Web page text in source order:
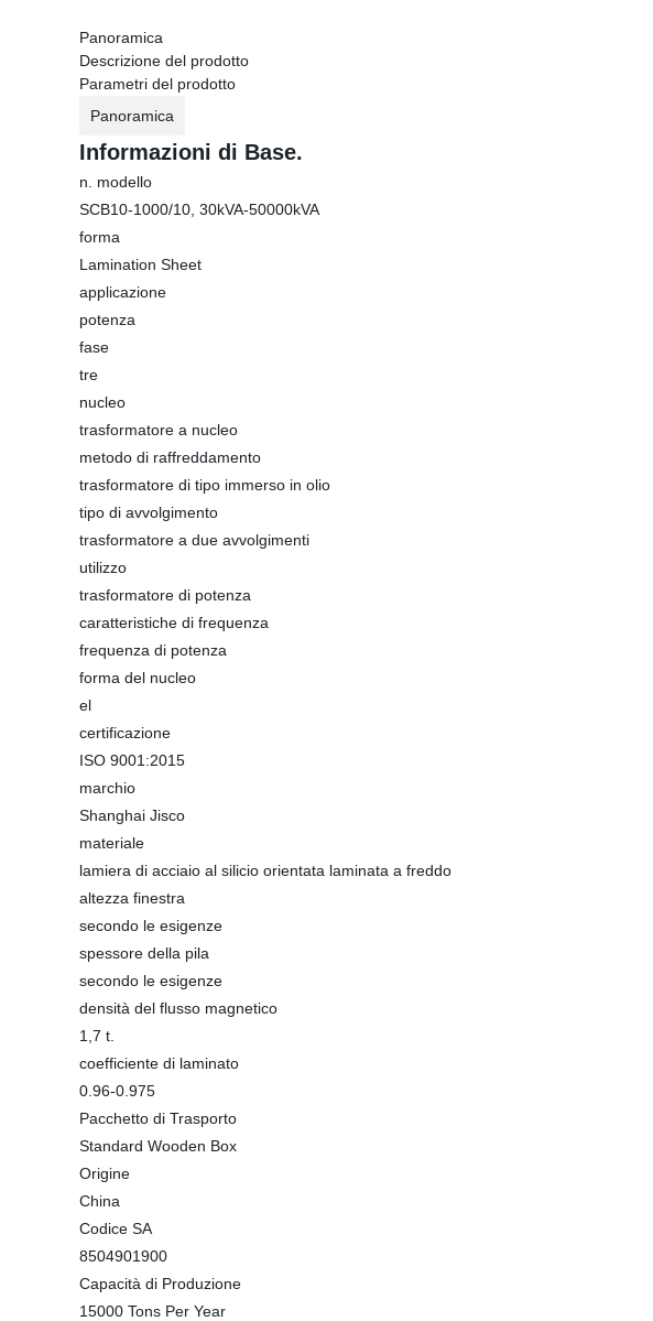
Panoramica
Descrizione del prodotto
Parametri del prodotto
Panoramica
Informazioni di Base.
n. modello
SCB10-1000/10, 30kVA-50000kVA
forma
Lamination Sheet
applicazione
potenza
fase
tre
nucleo
trasformatore a nucleo
metodo di raffreddamento
trasformatore di tipo immerso in olio
tipo di avvolgimento
trasformatore a due avvolgimenti
utilizzo
trasformatore di potenza
caratteristiche di frequenza
frequenza di potenza
forma del nucleo
el
certificazione
ISO 9001:2015
marchio
Shanghai Jisco
materiale
lamiera di acciaio al silicio orientata laminata a freddo
altezza finestra
secondo le esigenze
spessore della pila
secondo le esigenze
densità del flusso magnetico
1,7 t.
coefficiente di laminato
0.96-0.975
Pacchetto di Trasporto
Standard Wooden Box
Origine
China
Codice SA
8504901900
Capacità di Produzione
15000 Tons Per Year